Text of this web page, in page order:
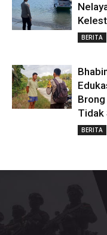
BERITA
Tidak
BERITA